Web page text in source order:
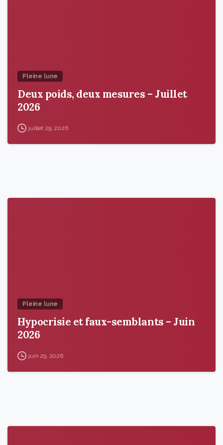
Pleine lune
Deux poids, deux mesures – Juillet
2026
juillet 29, 2026
Pleine lune
Hypocrisie et faux-semblants – Juin
2026
juin 29, 2026